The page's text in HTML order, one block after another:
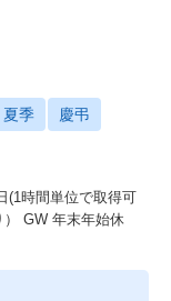
夏季 慶弔
(1時間単位で取得可
GW 年末年始休